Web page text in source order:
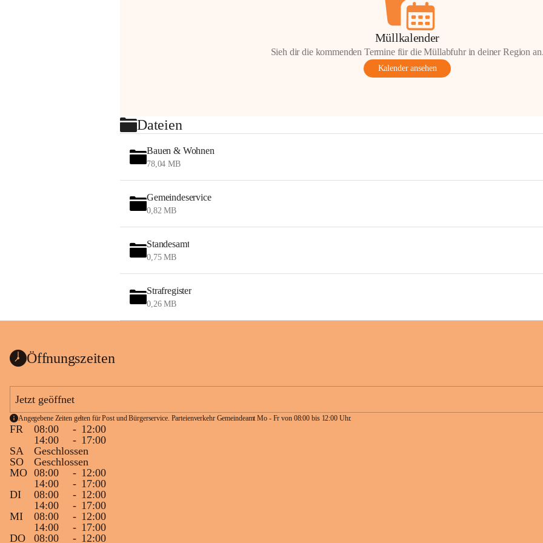
Müllkalender
Sieh dir die kommenden Termine für die Müllabfuhr in deiner Region
Kalender ansehen
Dateien
Bauen & Wohnen
78,04 MB
Gemeindeservice
0,82 MB
Standesamt
0,75 MB
Strafregister
0,26 MB
Öffnungszeiten
Jetzt geöffnet
Angegebene Zeiten gelten für Post und Bürgerservice. Parteienverkehr Gemeindeamt Mo - Fr von 08:00 bis 12:00 Uhr.
FR 08:00 - 12:00
14:00
- 17:00
SA
Geschlossen
SO
Geschlossen
MO 08:00 - 12:00
14:00
- 17:00
DI
08:00 - 12:00
14:00
- 17:00
MI
08:00 - 12:00
14:00
- 17:00
DO
08:00 - 12:00